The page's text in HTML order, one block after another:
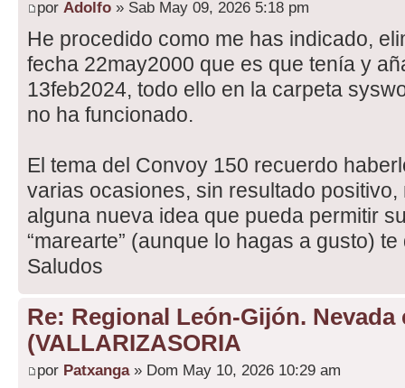
por Adolfo » Sab May 09, 2026 5:18 pm
He procedido como me has indicado,
fecha 22may2000 que es que tenía y
13feb2024, todo ello en la carpeta
no ha funcionado.
El tema del Convoy 150 recuerdo
varias ocasiones, sin resultado
alguna nueva idea que pueda permitir
“marearte” (aunque lo hagas a gusto)
Saludos
Re: Regional León-Gijón. Nevada
(VALLARIZASORIA
por Patxanga» Dom May 10, 2026 10:29 am